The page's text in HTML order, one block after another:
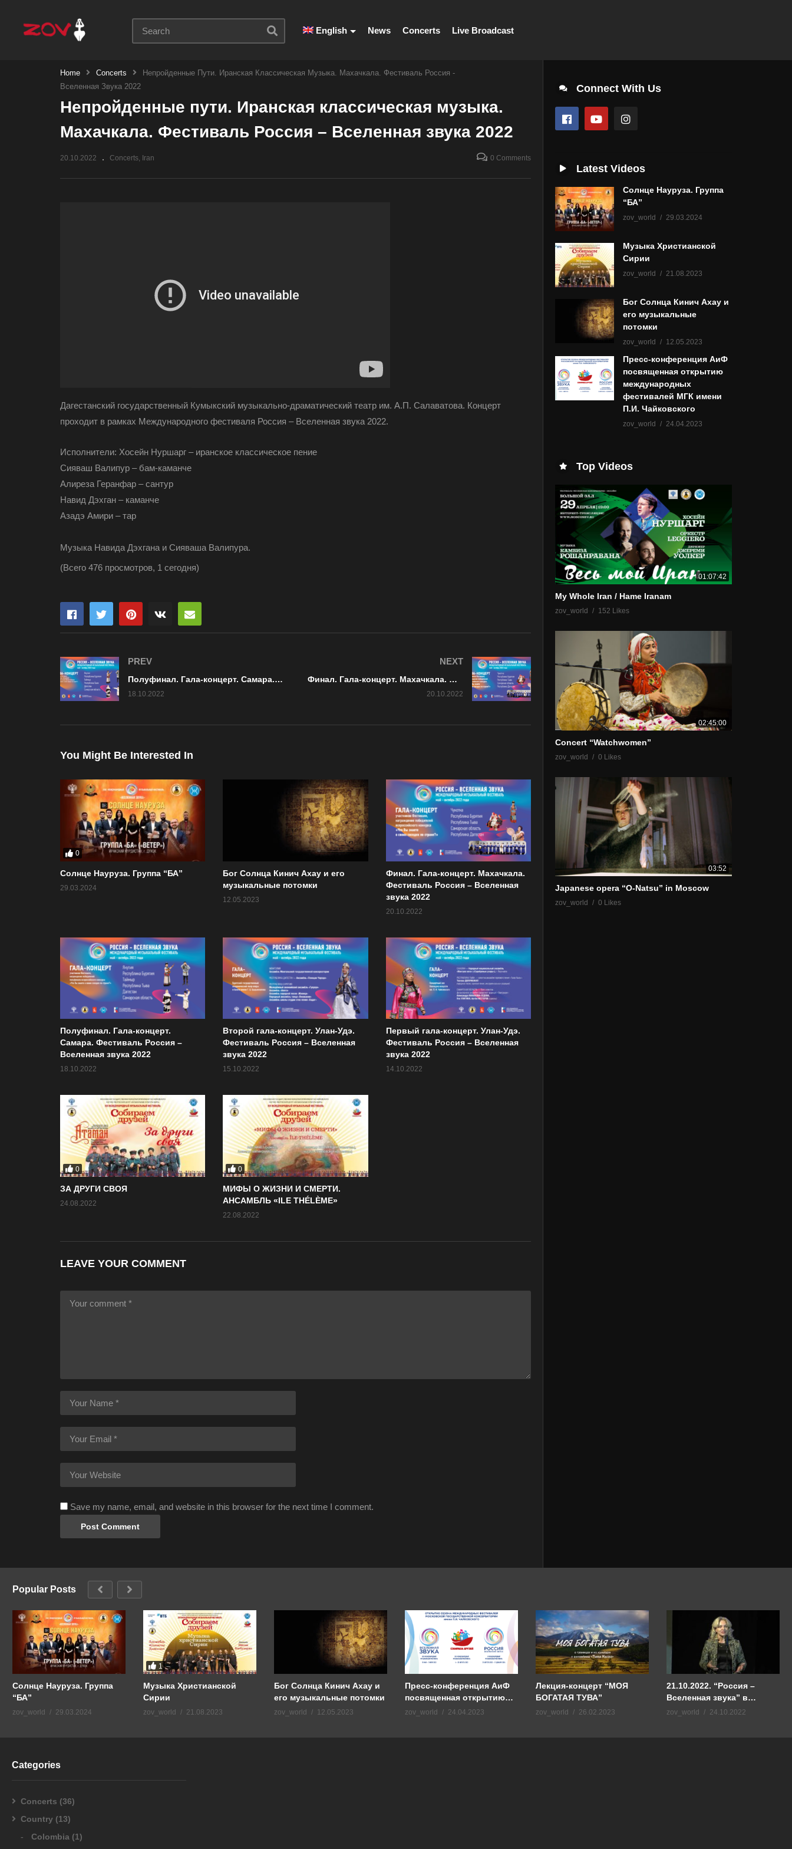
English News Concerts Live Broadcast
Home Concerts
Непройденные Пути. Иранская Классическая Музыка. Махачкала. Фестиваль Россия -
Вселенная Звука 2022
Непройденные пути. Иранская классическая музыка.
Махачкала. Фестиваль Россия – Вселенная звука 2022
20.10.2022 Concerts Iran 0 Comments
Дагестанский государственный Кумыкский музыкально-драматический театр им. А.П. Салаватова. Концерт
проходит в рамках Международного фестиваля Россия – Вселенная звука 2022.
Исполнители: Хосейн Нуршарг – иранское классическое пение
Сияваш Валипур – бам-каманче
Алиреза Геранфар – сантур
Навид Дэхган – каманче
Азадэ Амири – тар
Музыка Навида Дэхгана и Сияваша Валипура.
(Всего 476 просмотров, 1 сегодня)
PREV
Полуфинал. Гала-концерт. Самара. Фестиваль Россия – Вселенная звука 2022
18.10.2022
NEXT
Финал. Гала-концерт. Махачкала. Фестиваль Россия – Вселенная звука 2022
20.10.2022
You Might Be Interested In
0
Солнце Науруза. Группа “БА”
29.03.2024
Бог Солнца Кинич Ахау и его
музыкальные потомки
12.05.2023
Финал. Гала-концерт. Махачкала.
Фестиваль Россия – Вселенная
звука 2022
20.10.2022
Полуфинал. Гала-концерт.
Самара. Фестиваль Россия –
Вселенная звука 2022
18.10.2022
Второй гала-концерт. Улан-Удэ.
Фестиваль Россия – Вселенная
звука 2022
15.10.2022
Первый гала-концерт. Улан-Удэ.
Фестиваль Россия – Вселенная
звука 2022
14.10.2022
0
ЗА ДРУГИ СВОЯ
24.08.2022
0
МИФЫ О ЖИЗНИ И СМЕРТИ.
АНСАМБЛЬ «ILE THÉLÈME»
22.08.2022
LEAVE YOUR COMMENT
Save my name, email, and website in this browser for the next time I comment.
Connect With Us
Latest Videos
Солнце Науруза. Группа
“БА”
zov_world 29.03.2024
Музыка Христианской
Сирии
zov_world 21.08.2023
Бог Солнца Кинич Ахау и
его музыкальные
потомки
zov_world 12.05.2023
Пресс-конференция АиФ
посвященная открытию
международных
фестивалей МГК имени
П.И. Чайковского
zov_world 24.04.2023
Top Videos
01:07:42
My Whole Iran / Hame Iranam
zov_world 152 Likes
02:45:00
Concert “Watchwomen”
zov_world 0 Likes
03:52
Japanese opera “O-Natsu” in Moscow
zov_world 0 Likes
Popular Posts
Солнце Науруза. Группа
“БА”
zov_world 29.03.2024
1
Музыка Христианской
Сирии
zov_world 21.08.2023
Бог Солнца Кинич Ахау и
его музыкальные потомки
zov_world 12.05.2023
Пресс-конференция АиФ
посвященная открытию
международных
zov_world 24.04.2023
Лекция-концерт “МОЯ
БОГАТАЯ ТУВА”
zov_world 26.02.2023
21.10.2022. “Россия –
Вселенная звука” в
Махачкале. Речь
zov_world 24.10.2022
Categories
Concerts (36)
Country (13)
Colombia (1)